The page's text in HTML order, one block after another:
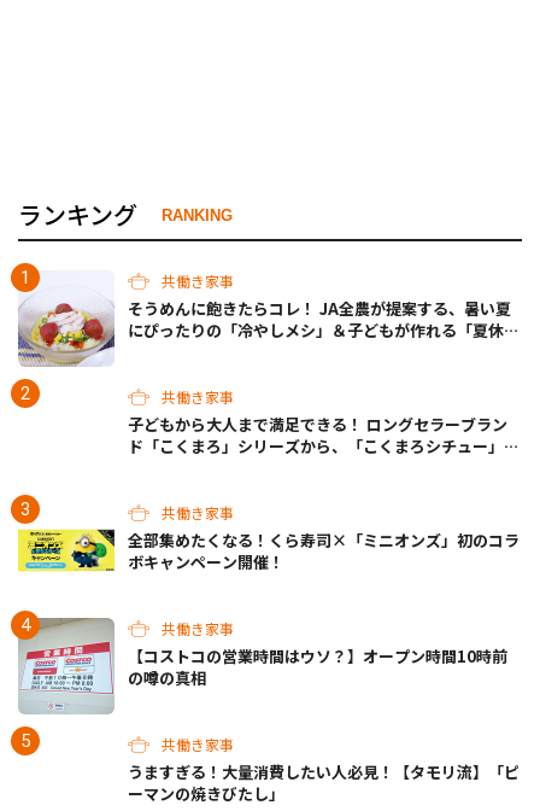
ランキング RANKING
共働き家事
そうめんに飽きたらコレ！ JA全農が提案する、暑い夏
にぴったりの「冷やしメシ」＆子どもが作れる「夏休み
共働き家事
子どもから大人まで満足できる！ ロングセラーブラン
ド「こくまろ」シリーズから、「こくまろシチュー」＜
共働き家事
全部集めたくなる！くら寿司×「ミニオンズ」初のコラ
ボキャンペーン開催！
共働き家事
【コストコの営業時間はウソ？】オープン時間10時前
の噂の真相
共働き家事
うますぎる！大量消費したい人必見！【タモリ流】「ピ
ーマンの焼きびたし」